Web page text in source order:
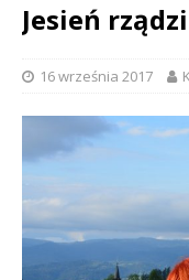
Jesień rządzi
16 września 2017